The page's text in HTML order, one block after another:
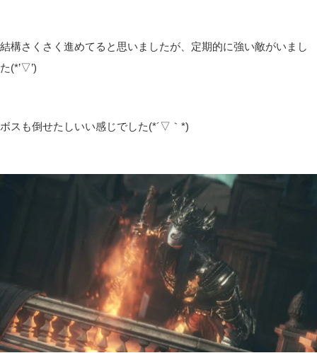
結構さくさく進めてると思いましたが、定期的に強い敵がいまし
た(*’▽’)
ボスも倒せたしいい感じでした(*´▽｀*)